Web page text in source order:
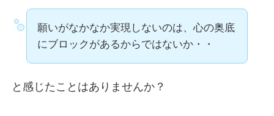
願いがなかなか実現しないのは、心の奥底
にブロックがあるからではないか・・
と感じたことはありませんか？